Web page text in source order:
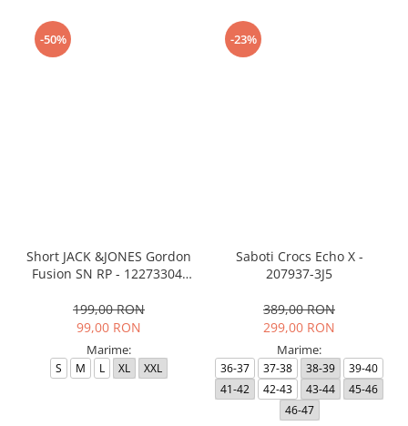
-50%
Short JACK &JONES Gordon
Fusion SN RP - 12273304-
199,00 RON
99,00 RON
Marime:
S M L XL XXL
-23%
Saboti Crocs Echo X -
207937-3J5
389,00 RON
299,00 RON
Marime:
36-37 37-38 38-39
39-40
41-42
42-43 43-44
45-46
46-47